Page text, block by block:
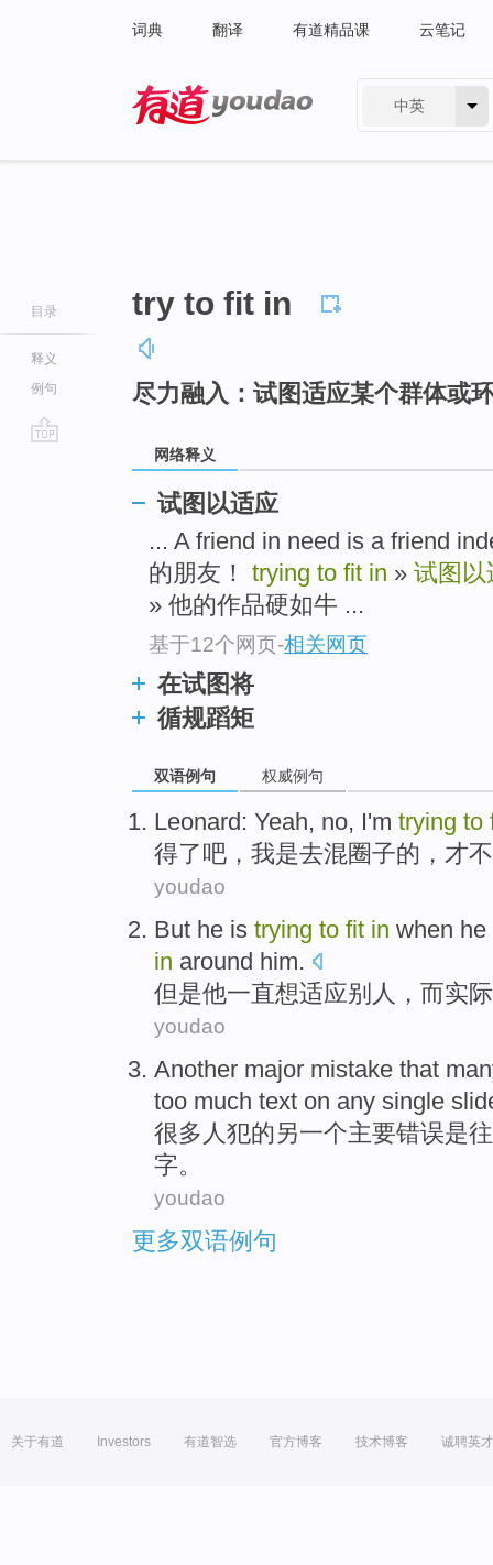
词典 翻译 有道精品课 云笔记
中英
目录
释义
例句
try to fit in
尽力融入：试图适应某个群体或
网络释义
试图以适应
... A friend in need is a friend
的朋友！ trying to fit in » 试图以
» 他的作品硬如牛 ...
基于12个网页-相关网页
在试图将
循规蹈矩
双语例句 权威例句
Leonard: Yeah, no, I'm trying to
得了吧 ， 我是去混圈子的，才
youdao
But he is trying to fit in when he
in around him.
但是他一直想适应别人 ，而实
youdao
Another major mistake that
too much text on any single
很多 人犯的 另一个主要错误是往
字。
youdao
更多双语例句
关于有道 Investors 有道智选 官方博客 技术博客 诚聘英才